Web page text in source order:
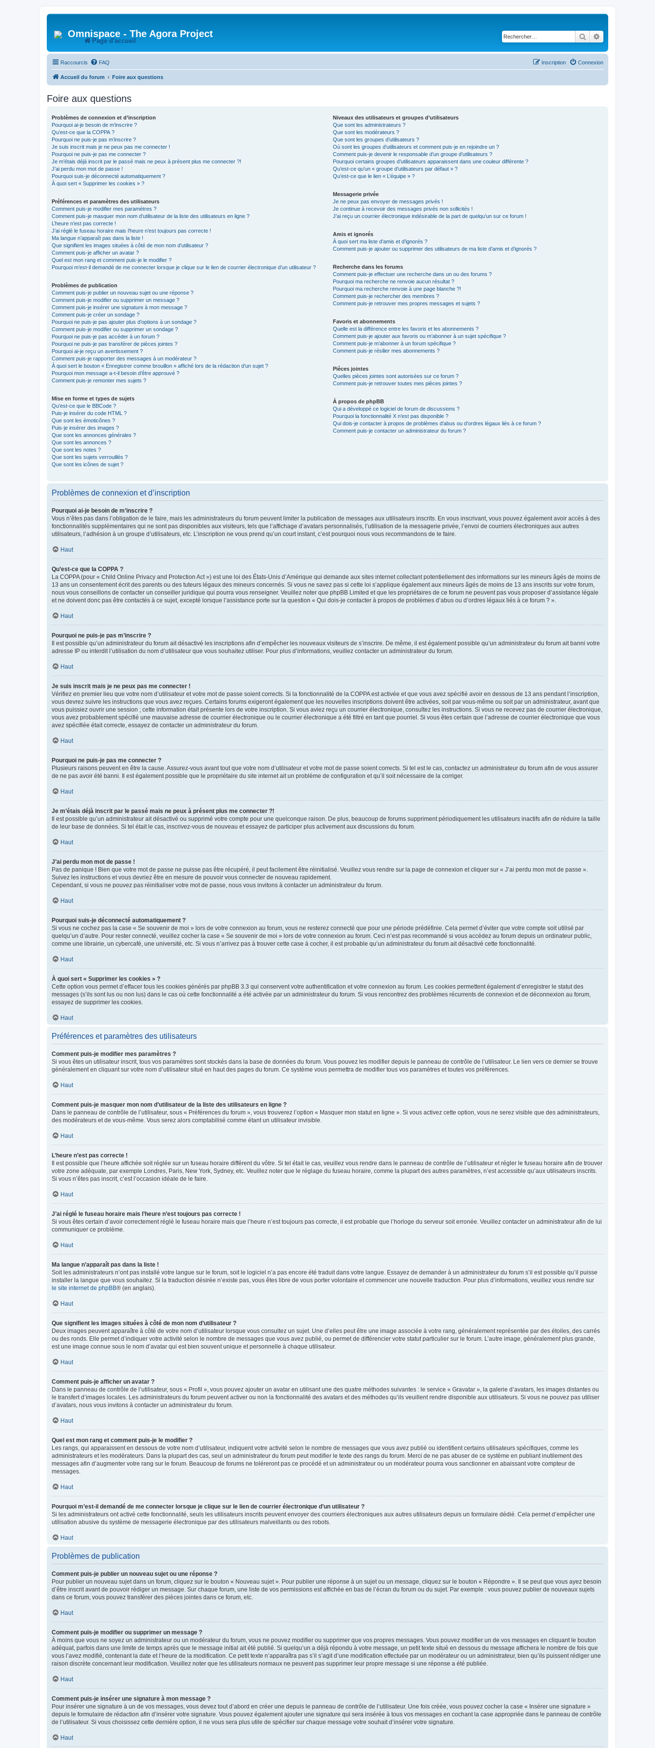
Omnispace - The Agora Project
Page d'accueil
Rechercher
Raccourcis FAQ Connexion
Inscription
Accueil du forum Foire aux questions
Foire aux questions
Problèmes de connexion et d’inscription
Pourquoi ai-je besoin de m’inscrire ?
Qu’est-ce que la COPPA ?
Pourquoi ne puis-je pas m’inscrire ?
Je suis inscrit mais je ne peux pas me connecter !
Pourquoi ne puis-je pas me connecter ?
Je m’étais déjà inscrit par le passé mais ne peux à présent plus me connecter ?!
J’ai perdu mon mot de passe !
Pourquoi suis-je déconnecté automatiquement ?
À quoi sert « Supprimer les cookies » ?
Préférences et paramètres des utilisateurs
Comment puis-je modifier mes paramètres ?
Comment puis-je masquer mon nom d’utilisateur de la liste des utilisateurs en ligne ?
L’heure n’est pas correcte !
J’ai réglé le fuseau horaire mais l’heure n’est toujours pas correcte !
Ma langue n’apparaît pas dans la liste !
Que signifient les images situées à côté de mon nom d’utilisateur ?
Comment puis-je afficher un avatar ?
Quel est mon rang et comment puis-je le modifier ?
Pourquoi m’est-il demandé de me connecter lorsque je clique sur le lien de courrier électronique d’un utilisateur ?
Problèmes de publication
Comment puis-je publier un nouveau sujet ou une réponse ?
Comment puis-je modifier ou supprimer un message ?
Comment puis-je insérer une signature à mon message ?
Comment puis-je créer un sondage ?
Pourquoi ne puis-je pas ajouter plus d’options à un sondage ?
Comment puis-je modifier ou supprimer un sondage ?
Pourquoi ne puis-je pas accéder à un forum ?
Pourquoi ne puis-je pas transférer de pièces jointes ?
Pourquoi ai-je reçu un avertissement ?
Comment puis-je rapporter des messages à un modérateur ?
À quoi sert le bouton « Enregistrer comme brouillon » affiché lors de la rédaction d’un sujet ?
Pourquoi mon message a-t-il besoin d’être approuvé ?
Comment puis-je remonter mes sujets ?
Mise en forme et types de sujets
Qu’est-ce que le BBCode ?
Puis-je insérer du code HTML ?
Que sont les émoticônes ?
Puis-je insérer des images ?
Que sont les annonces générales ?
Que sont les annonces ?
Que sont les notes ?
Que sont les sujets verrouillés ?
Que sont les icônes de sujet ?
Niveaux des utilisateurs et groupes d’utilisateurs
Que sont les administrateurs ?
Que sont les modérateurs ?
Que sont les groupes d’utilisateurs ?
Où sont les groupes d’utilisateurs et comment puis-je en rejoindre un ?
Comment puis-je devenir le responsable d’un groupe d’utilisateurs ?
Pourquoi certains groupes d’utilisateurs apparaissent dans une couleur différente ?
Qu’est-ce qu’un « groupe d’utilisateurs par défaut » ?
Qu’est-ce que le lien « L’équipe » ?
Messagerie privée
Je ne peux pas envoyer de messages privés !
Je continue à recevoir des messages privés non sollicités !
J’ai reçu un courrier électronique indésirable de la part de quelqu’un sur ce forum !
Amis et ignorés
À quoi sert ma liste d’amis et d’ignorés ?
Comment puis-je ajouter ou supprimer des utilisateurs de ma liste d’amis et d’ignorés ?
Recherche dans les forums
Comment puis-je effectuer une recherche dans un ou des forums ?
Pourquoi ma recherche ne renvoie aucun résultat ?
Pourquoi ma recherche renvoie à une page blanche ?!
Comment puis-je rechercher des membres ?
Comment puis-je retrouver mes propres messages et sujets ?
Favoris et abonnements
Quelle est la différence entre les favoris et les abonnements ?
Comment puis-je ajouter aux favoris ou m’abonner à un sujet spécifique ?
Comment puis-je m’abonner à un forum spécifique ?
Comment puis-je résilier mes abonnements ?
Pièces jointes
Quelles pièces jointes sont autorisées sur ce forum ?
Comment puis-je retrouver toutes mes pièces jointes ?
À propos de phpBB
Qui a développé ce logiciel de forum de discussions ?
Pourquoi la fonctionnalité X n’est pas disponible ?
Qui dois-je contacter à propos de problèmes d’abus ou d’ordres légaux liés à ce forum ?
Comment puis-je contacter un administrateur du forum ?
Problèmes de connexion et d’inscription
Pourquoi ai-je besoin de m’inscrire ?
Vous n’êtes pas dans l’obligation de le faire, mais les administrateurs du forum peuvent limiter la publication de messages aux utilisateurs inscrits. En vous inscrivant, vous pouvez également avoir accès à des
fonctionnalités supplémentaires qui ne sont pas disponibles aux visiteurs, tels que l’affichage d’avatars personnalisés, l’utilisation de la messagerie privée, l’envoi de courriers électroniques aux autres
utilisateurs, l’adhésion à un groupe d’utilisateurs, etc. L’inscription ne vous prend qu’un court instant, c’est pourquoi nous vous recommandons de le faire.
Haut
Qu’est-ce que la COPPA ?
La COPPA (pour « Child Online Privacy and Protection Act ») est une loi des États-Unis d’Amérique qui demande aux sites internet collectant potentiellement des informations sur les mineurs âgés de moins de
13 ans un consentement écrit des parents ou des tuteurs légaux des mineurs concernés. Si vous ne savez pas si cette loi s’applique également aux mineurs âgés de moins de 13 ans inscrits sur votre forum,
nous vous conseillons de contacter un conseiller juridique qui pourra vous renseigner. Veuillez noter que phpBB Limited et que les propriétaires de ce forum ne peuvent pas vous proposer d’assistance légale
et ne doivent donc pas être contactés à ce sujet, excepté lorsque l’assistance porte sur la question « Qui dois-je contacter à propos de problèmes d’abus ou d’ordres légaux liés à ce forum ? ».
Haut
Pourquoi ne puis-je pas m’inscrire ?
Il est possible qu’un administrateur du forum ait désactivé les inscriptions afin d’empêcher les nouveaux visiteurs de s’inscrire. De même, il est également possible qu’un administrateur du forum ait banni votre
adresse IP ou interdit l’utilisation du nom d’utilisateur que vous souhaitez utiliser. Pour plus d’informations, veuillez contacter un administrateur du forum.
Haut
Je suis inscrit mais je ne peux pas me connecter !
Vérifiez en premier lieu que votre nom d’utilisateur et votre mot de passe soient corrects. Si la fonctionnalité de la COPPA est activée et que vous avez spécifié avoir en dessous de 13 ans pendant l’inscription,
vous devrez suivre les instructions que vous avez reçues. Certains forums exigeront également que les nouvelles inscriptions doivent être activées, soit par vous-même ou soit par un administrateur, avant que
vous puissiez ouvrir une session ; cette information était présente lors de votre inscription. Si vous aviez reçu un courrier électronique, consultez les instructions. Si vous ne recevez pas de courrier électronique,
vous avez probablement spécifié une mauvaise adresse de courrier électronique ou le courrier électronique a été filtré en tant que pourriel. Si vous êtes certain que l’adresse de courrier électronique que vous
avez spécifiée était correcte, essayez de contacter un administrateur du forum.
Haut
Pourquoi ne puis-je pas me connecter ?
Plusieurs raisons peuvent en être la cause. Assurez-vous avant tout que votre nom d’utilisateur et votre mot de passe soient corrects. Si tel est le cas, contactez un administrateur du forum afin de vous assurer
de ne pas avoir été banni. Il est également possible que le propriétaire du site internet ait un problème de configuration et qu’il soit nécessaire de la corriger.
Haut
Je m’étais déjà inscrit par le passé mais ne peux à présent plus me connecter ?!
Il est possible qu’un administrateur ait désactivé ou supprimé votre compte pour une quelconque raison. De plus, beaucoup de forums suppriment périodiquement les utilisateurs inactifs afin de réduire la taille
de leur base de données. Si tel était le cas, inscrivez-vous de nouveau et essayez de participer plus activement aux discussions du forum.
Haut
J’ai perdu mon mot de passe !
Pas de panique ! Bien que votre mot de passe ne puisse pas être récupéré, il peut facilement être réinitialisé. Veuillez vous rendre sur la page de connexion et cliquer sur « J’ai perdu mon mot de passe ».
Suivez les instructions et vous devriez être en mesure de pouvoir vous connecter de nouveau rapidement.
Cependant, si vous ne pouvez pas réinitialiser votre mot de passe, nous vous invitons à contacter un administrateur du forum.
Haut
Pourquoi suis-je déconnecté automatiquement ?
Si vous ne cochez pas la case « Se souvenir de moi » lors de votre connexion au forum, vous ne resterez connecté que pour une période prédéfinie. Cela permet d’éviter que votre compte soit utilisé par
quelqu’un d’autre. Pour rester connecté, veuillez cocher la case « Se souvenir de moi » lors de votre connexion au forum. Ceci n’est pas recommandé si vous accédez au forum depuis un ordinateur public,
comme une librairie, un cybercafé, une université, etc. Si vous n’arrivez pas à trouver cette case à cocher, il est probable qu’un administrateur du forum ait désactivé cette fonctionnalité.
Haut
À quoi sert « Supprimer les cookies » ?
Cette option vous permet d’effacer tous les cookies générés par phpBB 3.3 qui conservent votre authentification et votre connexion au forum. Les cookies permettent également d’enregistrer le statut des
messages (s’ils sont lus ou non lus) dans le cas où cette fonctionnalité a été activée par un administrateur du forum. Si vous rencontrez des problèmes récurrents de connexion et de déconnexion au forum,
essayez de supprimer les cookies.
Haut
Préférences et paramètres des utilisateurs
Comment puis-je modifier mes paramètres ?
Si vous êtes un utilisateur inscrit, tous vos paramètres sont stockés dans la base de données du forum. Vous pouvez les modifier depuis le panneau de contrôle de l’utilisateur. Le lien vers ce dernier se trouve
généralement en cliquant sur votre nom d’utilisateur situé en haut des pages du forum. Ce système vous permettra de modifier tous vos paramètres et toutes vos préférences.
Haut
Comment puis-je masquer mon nom d’utilisateur de la liste des utilisateurs en ligne ?
Dans le panneau de contrôle de l’utilisateur, sous « Préférences du forum », vous trouverez l’option « Masquer mon statut en ligne ». Si vous activez cette option, vous ne serez visible que des administrateurs,
des modérateurs et de vous-même. Vous serez alors comptabilisé comme étant un utilisateur invisible.
Haut
L’heure n’est pas correcte !
Il est possible que l’heure affichée soit réglée sur un fuseau horaire différent du vôtre. Si tel était le cas, veuillez vous rendre dans le panneau de contrôle de l’utilisateur et régler le fuseau horaire afin de trouver
votre zone adéquate, par exemple Londres, Paris, New York, Sydney, etc. Veuillez noter que le réglage du fuseau horaire, comme la plupart des autres paramètres, n’est accessible qu’aux utilisateurs inscrits.
Si vous n’êtes pas inscrit, c’est l’occasion idéale de le faire.
Haut
J’ai réglé le fuseau horaire mais l’heure n’est toujours pas correcte !
Si vous êtes certain d’avoir correctement réglé le fuseau horaire mais que l’heure n’est toujours pas correcte, il est probable que l’horloge du serveur soit erronée. Veuillez contacter un administrateur afin de lui
communiquer ce problème.
Haut
Ma langue n’apparaît pas dans la liste !
Soit les administrateurs n’ont pas installé votre langue sur le forum, soit le logiciel n’a pas encore été traduit dans votre langue. Essayez de demander à un administrateur du forum s’il est possible qu’il puisse
installer la langue que vous souhaitez. Si la traduction désirée n’existe pas, vous êtes libre de vous porter volontaire et commencer une nouvelle traduction. Pour plus d’informations, veuillez vous rendre sur
le site internet de phpBB® (en anglais).
Haut
Que signifient les images situées à côté de mon nom d’utilisateur ?
Deux images peuvent apparaître à côté de votre nom d’utilisateur lorsque vous consultez un sujet. Une d’elles peut être une image associée à votre rang, généralement représentée par des étoiles, des carrés
ou des ronds. Elle permet d’indiquer votre activité selon le nombre de messages que vous avez publié, ou permet de différencier votre statut particulier sur le forum. L’autre image, généralement plus grande,
est une image connue sous le nom d’avatar qui est bien souvent unique et personnelle à chaque utilisateur.
Haut
Comment puis-je afficher un avatar ?
Dans le panneau de contrôle de l’utilisateur, sous « Profil », vous pouvez ajouter un avatar en utilisant une des quatre méthodes suivantes : le service « Gravatar », la galerie d’avatars, les images distantes ou
le transfert d’images locales. Les administrateurs du forum peuvent activer ou non la fonctionnalité des avatars et des méthodes qu’ils veuillent rendre disponible aux utilisateurs. Si vous ne pouvez pas utiliser
d’avatars, nous vous invitons à contacter un administrateur du forum.
Haut
Quel est mon rang et comment puis-je le modifier ?
Les rangs, qui apparaissent en dessous de votre nom d’utilisateur, indiquent votre activité selon le nombre de messages que vous avez publié ou identifient certains utilisateurs spécifiques, comme les
administrateurs et les modérateurs. Dans la plupart des cas, seul un administrateur du forum peut modifier le texte des rangs du forum. Merci de ne pas abuser de ce système en publiant inutilement des
messages afin d’augmenter votre rang sur le forum. Beaucoup de forums ne toléreront pas ce procédé et un administrateur ou un modérateur pourra vous sanctionner en abaissant votre compteur de
messages.
Haut
Pourquoi m’est-il demandé de me connecter lorsque je clique sur le lien de courrier électronique d’un utilisateur ?
Si les administrateurs ont activé cette fonctionnalité, seuls les utilisateurs inscrits peuvent envoyer des courriers électroniques aux autres utilisateurs depuis un formulaire dédié. Cela permet d’empêcher une
utilisation abusive du système de messagerie électronique par des utilisateurs malveillants ou des robots.
Haut
Problèmes de publication
Comment puis-je publier un nouveau sujet ou une réponse ?
Pour publier un nouveau sujet dans un forum, cliquez sur le bouton « Nouveau sujet ». Pour publier une réponse à un sujet ou un message, cliquez sur le bouton « Répondre ». Il se peut que vous ayez besoin
d’être inscrit avant de pouvoir rédiger un message. Sur chaque forum, une liste de vos permissions est affichée en bas de l’écran du forum ou du sujet. Par exemple : vous pouvez publier de nouveaux sujets
dans ce forum, vous pouvez transférer des pièces jointes dans ce forum, etc.
Haut
Comment puis-je modifier ou supprimer un message ?
À moins que vous ne soyez un administrateur ou un modérateur du forum, vous ne pouvez modifier ou supprimer que vos propres messages. Vous pouvez modifier un de vos messages en cliquant le bouton
adéquat, parfois dans une limite de temps après que le message initial ait été publié. Si quelqu’un a déjà répondu à votre message, un petit texte situé en dessous du message affichera le nombre de fois que
vous l’avez modifié, contenant la date et l’heure de la modification. Ce petit texte n’apparaîtra pas s’il s’agit d’une modification effectuée par un modérateur ou un administrateur, bien qu’ils puissent rédiger une
raison discrète concernant leur modification. Veuillez noter que les utilisateurs normaux ne peuvent pas supprimer leur propre message si une réponse a été publiée.
Haut
Comment puis-je insérer une signature à mon message ?
Pour insérer une signature à un de vos messages, vous devez tout d’abord en créer une depuis le panneau de contrôle de l’utilisateur. Une fois créée, vous pouvez cocher la case « Insérer une signature »
depuis le formulaire de rédaction afin d’insérer votre signature. Vous pouvez également ajouter une signature qui sera insérée à tous vos messages en cochant la case appropriée dans le panneau de contrôle
de l’utilisateur. Si vous choisissez cette dernière option, il ne vous sera plus utile de spécifier sur chaque message votre souhait d’insérer votre signature.
Haut